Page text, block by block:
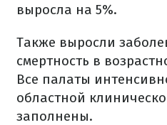
выросла на 5%.
Также выросли
смертность в
Все палаты
областной
заполнены.